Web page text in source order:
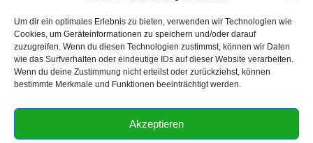
Um dir ein optimales Erlebnis zu bieten, verwenden wir Technologien wie
Cookies, um Geräteinformationen zu speichern und/oder darauf
zuzugreifen. Wenn du diesen Technologien zustimmst, können wir Daten
wie das Surfverhalten oder eindeutige IDs auf dieser Website verarbeiten.
Wenn du deine Zustimmung nicht erteilst oder zurückziehst, können
bestimmte Merkmale und Funktionen beeinträchtigt werden.
Akzeptieren